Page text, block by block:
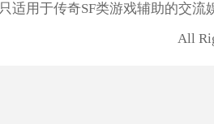
适用于传奇SF类游戏辅助的交
All